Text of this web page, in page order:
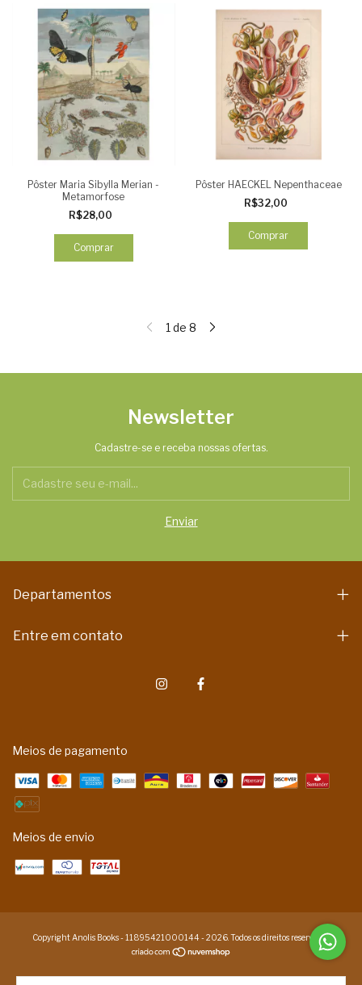
Pôster Maria Sibylla Merian -
Metamorfose
R$28,00
Comprar
Pôster HAECKEL Nepenthaceae
R$32,00
Comprar
1 de 8
Newsletter
Cadastre-se e receba nossas ofertas.
Departamentos
Entre em contato
Meios de pagamento
Meios de envio
Copyright Anolis Books - 11895421000144 - 2026. Todos os direitos reservados.